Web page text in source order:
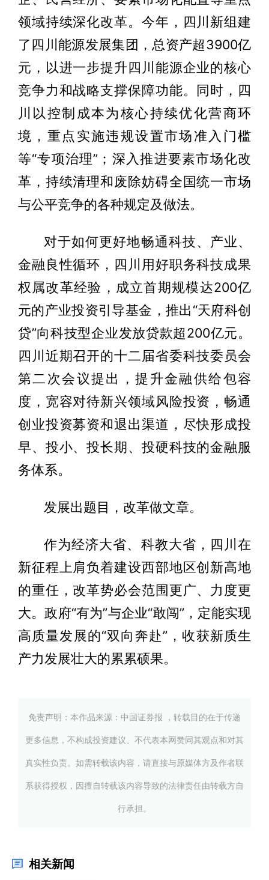
领域持续深化改革。今年，四川新组建
了四川能源发展集团，总资产超3900亿
元，以进一步提升四川能源企业的核心
竞争力和战略支撑保障功能。同时，四
川以控制成本为核心持续优化营商环
境，重点实施违规设置市场准入门槛
等“专项治理”；深入推进要素市场化改
革，持续清理和废除妨碍全国统一市场
与公平竞争的各种规定及做法。
对于如何更好地畅通科技、产业、
金融良性循环，四川用好职务科技成果
权属改革经验，成立首期规模达200亿
元的产业投资引导基金，推出“天府科创
贷”向科技型企业发放贷款超200亿元。
四川近期召开的十二届省委科技委员会
第二次会议提出，提升金融供给包容
度，宽容对待新兴领域风险投资，畅通
创业投资募资和退出渠道，尽快形成投
早、投小、投长期、投硬科技的金融服
务体系。
发展出题目，改革做文章。
作为经济大省、科教大省，四川在
新征程上肩负着建设西部地区创新高地
的重任，改革势必会范围更广、力度更
大。政府“有为”与企业“敢闯”，定能实现
高质量发展的“双向奔赴”，收获新质生
产力发展壮大的累累硕果。
免责声明：本作品来源：中国证券报 ，转载目的在于传递
更多信息，不构成投资建议、不代表本网赞同其观点和对其
真实性负责。如需转载该内容，请直接与原媒体方及作者联
系获得授权，因擅自转载该内容导致的法律责任由转载方自
行承担。
相关新闻